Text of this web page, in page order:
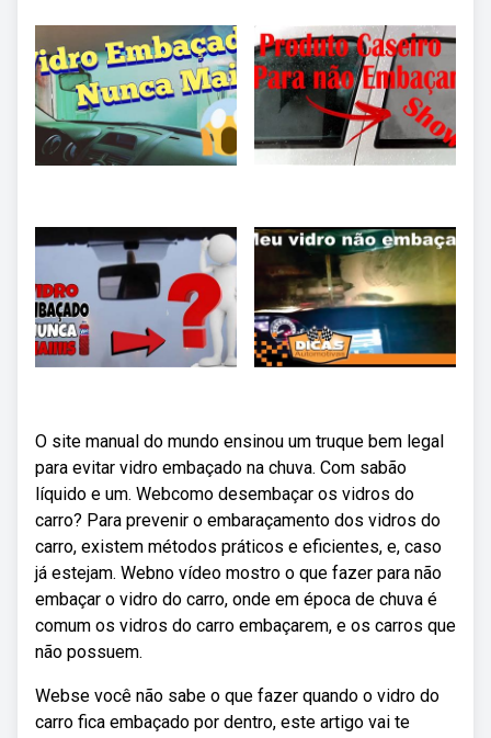
O site manual do mundo ensinou um truque bem legal
para evitar vidro embaçado na chuva. Com sabão
líquido e um. Webcomo desembaçar os vidros do
carro? Para prevenir o embaraçamento dos vidros do
carro, existem métodos práticos e eficientes, e, caso
já estejam. Webno vídeo mostro o que fazer para não
embaçar o vidro do carro, onde em época de chuva é
comum os vidros do carro embaçarem, e os carros que
não possuem.
Webse você não sabe o que fazer quando o vidro do
carro fica embaçado por dentro, este artigo vai te